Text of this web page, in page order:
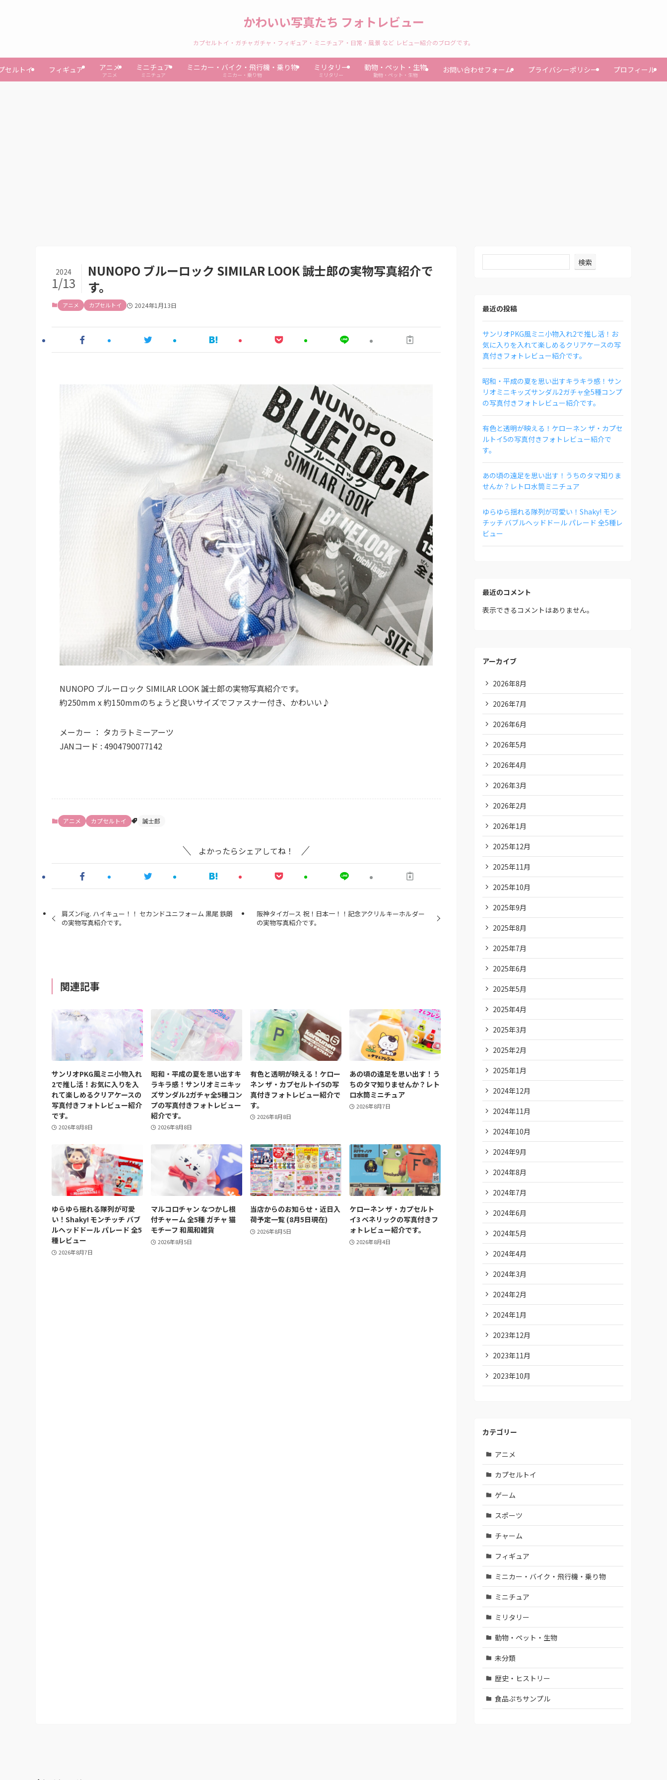
かわいい写真たち フォトレビュー
カプセルトイ・ガチャガチャ・フィギュア・ミニチュア・日常・風景 など レビュー紹介のブログです。
セルトイ フィギュア アニメ
アニメ
ミニチュア
ミニチュア
ミニカー・バイク・飛行機・乗り物
ミニカー・乗り物
ミリタリー
ミリタリー
動物・ペット・生物
動物・ペット・生物
お問い合わせフォーム プライバシーポリシー プロフィール
NUNOPO ブルーロック SIMILAR LOOK 誠士郎の実物写真紹介で
す。
2024
1/13
アニメ カプセルトイ 2024年1月13日
NUNOPO ブルーロック SIMILAR LOOK 誠士郎の実物写真紹介です。
約250mm x 約150mmのちょうど良いサイズでファスナー付き、かわいい♪
メーカー ： タカラトミーアーツ
JANコード : 4904790077142
アニメ カプセルトイ 誠士郎
よかったらシェアしてね！
肩ズンFig. ハイキュー！！ セカンドユニフォーム 黒尾 鉄朗
の実物写真紹介です。
阪神タイガース 祝！日本一！！記念アクリルキーホルダー
の実物写真紹介です。
関連記事
サンリオPKG風ミニ小物入れ
2で推し活！お気に入りを入
れて楽しめるクリアケースの
写真付きフォトレビュー紹介
です。
2026年8月8日
昭和・平成の夏を思い出すキ
ラキラ感！サンリオミニキッ
ズサンダル2ガチャ全5種コン
プの写真付きフォトレビュー
紹介です。
2026年8月8日
有色と透明が映える！ケロー
ネン ザ・カプセルトイ5の写
真付きフォトレビュー紹介で
す。
2026年8月8日
あの頃の遠足を思い出す！う
ちのタマ知りませんか？レト
ロ水筒ミニチュア
2026年8月7日
ゆらゆら揺れる隊列が可愛
い！Shaky! モンチッチ バブ
ルヘッドドール パレード 全5
種レビュー
2026年8月7日
マルコロチャン なつかし根
付チャーム 全5種 ガチャ 猫
モチーフ 和風和雑貨
2026年8月5日
当店からのお知らせ・近日入
荷予定一覧 (8月5日現在)
2026年8月5日
ケローネン ザ・カプセルト
イ3 ベネリックの写真付きフ
ォトレビュー紹介です。
2026年8月4日
検索
最近の投稿
サンリオPKG風ミニ小物入れ2で推し活！お
気に入りを入れて楽しめるクリアケースの写
真付きフォトレビュー紹介です。
昭和・平成の夏を思い出すキラキラ感！サン
リオミニキッズサンダル2ガチャ全5種コンプ
の写真付きフォトレビュー紹介です。
有色と透明が映える！ケローネン ザ・カプセ
ルトイ5の写真付きフォトレビュー紹介で
す。
あの頃の遠足を思い出す！うちのタマ知りま
せんか？レトロ水筒ミニチュア
ゆらゆら揺れる隊列が可愛い！Shaky! モン
チッチ バブルヘッドドール パレード 全5種レ
ビュー
最近のコメント
表示できるコメントはありません。
アーカイブ
2026年8月
2026年7月
2026年6月
2026年5月
2026年4月
2026年3月
2026年2月
2026年1月
2025年12月
2025年11月
2025年10月
2025年9月
2025年8月
2025年7月
2025年6月
2025年5月
2025年4月
2025年3月
2025年2月
2025年1月
2024年12月
2024年11月
2024年10月
2024年9月
2024年8月
2024年7月
2024年6月
2024年5月
2024年4月
2024年3月
2024年2月
2024年1月
2023年12月
2023年11月
2023年10月
カテゴリー
アニメ
カプセルトイ
ゲーム
スポーツ
チャーム
フィギュア
ミニカー・バイク・飛行機・乗り物
ミニチュア
ミリタリー
動物・ペット・生物
未分類
歴史・ヒストリー
食品ぷちサンプル